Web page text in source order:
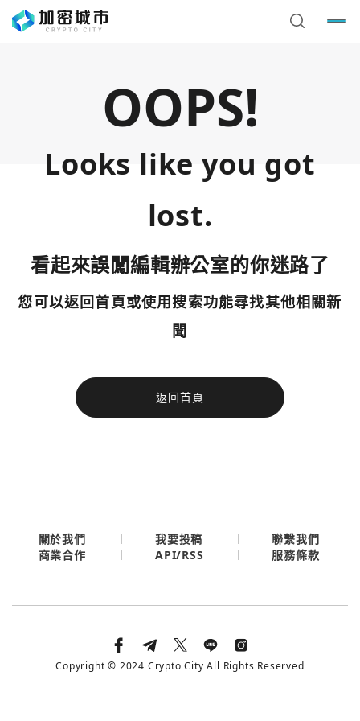
OOPS!
Looks like you got
lost.
看起來誤闖編輯辦公室的你迷路了
您可以返回首頁或使用搜索功能尋找其他相關新
聞
返回首頁
今日熱門
使用以下帳號繼續
您已閒置5分鐘，請點擊關閉按鈕或空白處，即可回到加密
今日熱門
關於我們 我要投稿
聯繫我們
商業合作
API/RSS 服務條款
Copyright © 2024 Crypto City All Rights Reserved